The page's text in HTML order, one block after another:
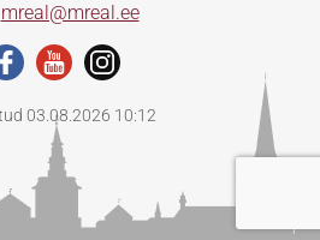
mreal@mreal.ee
03.08.2026 10:12